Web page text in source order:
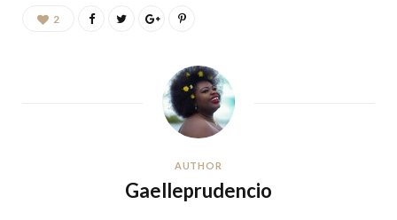
2
AUTHOR
Gaelleprudencio